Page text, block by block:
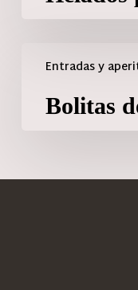
Entradas y
Bolitas